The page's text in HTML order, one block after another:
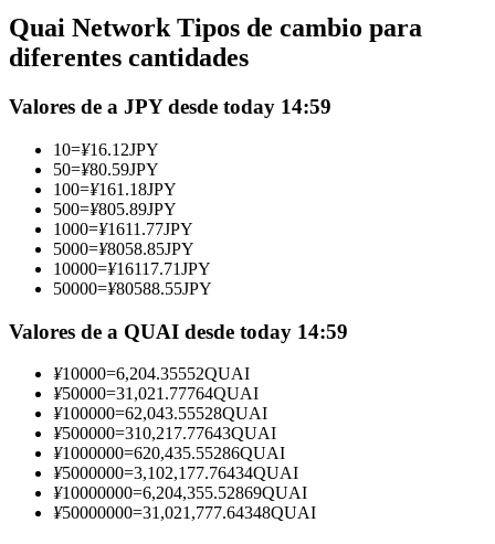
Conviértete en un Trader de Copia
Disfruta del reparto de beneficios y comisiones de copy trading
Información
Análisis de big data que incluye información comercial, etc.
Quai Network Tipos de cambio para
diferentes cantidades
Valores de a JPY desde today 14:59
10=¥16.12JPY
50=¥80.59JPY
100=¥161.18JPY
500=¥805.89JPY
1000=¥1611.77JPY
5000=¥8058.85JPY
10000=¥16117.71JPY
50000=¥80588.55JPY
Valores de a QUAI desde today 14:59
¥10000=6,204.35552QUAI
¥50000=31,021.77764QUAI
¥100000=62,043.55528QUAI
¥500000=310,217.77643QUAI
¥1000000=620,435.55286QUAI
¥5000000=3,102,177.76434QUAI
¥10000000=6,204,355.52869QUAI
¥50000000=31,021,777.64348QUAI